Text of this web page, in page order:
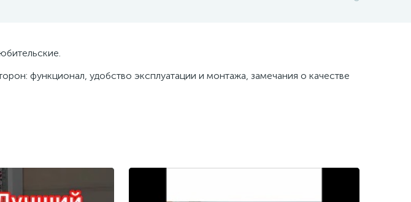
функционал, удобство эксплуатации и монтажа, замечания о качестве